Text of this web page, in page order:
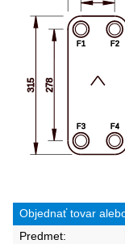
Objednať tovar
Predmet: